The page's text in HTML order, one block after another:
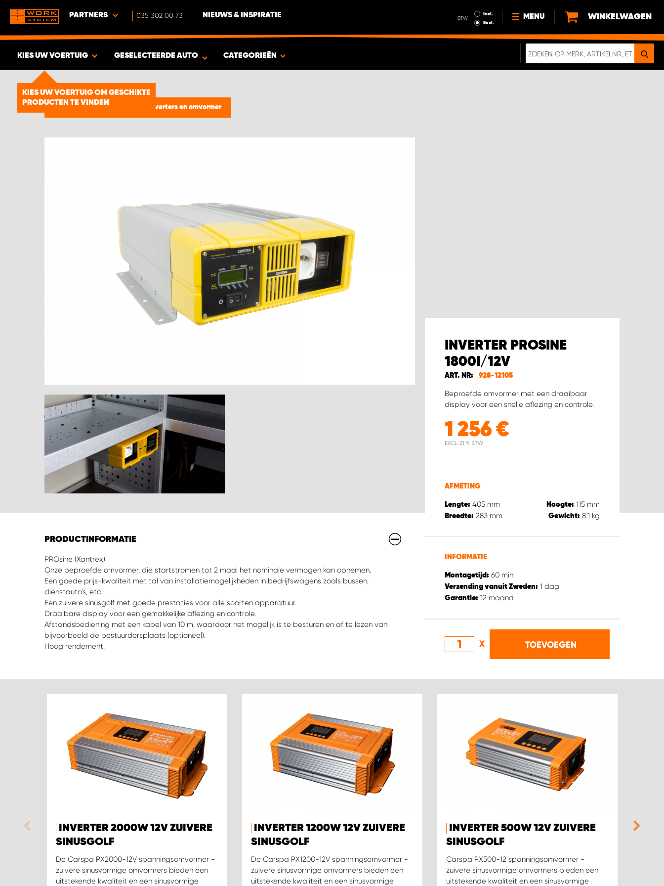
PARTNERS 035 302 00 73 NIEUWS & INSPIRATIE BTW
Incl.
Excl.
MENU
NIEUWS
WINKELWAGEN
KIES UW VOERTUIG
KIES UW VOERTUIG OM GESCHIKTE
PRODUCTEN TE VINDEN
BEKIJK RESULTAAT -1894
PRODUCTEN
GESELECTEERDE AUTO CATEGORIEËN
Inverters en omvormer
INVERTER PROSINE
1800I/12V
ART. NR: 928-12105
Beproefde omvormer met een draaibaar
display voor een snelle aflezing en controle.
1 256 €
EXCL. 21 % BTW
AFMETING
Lengte: 405 mm Hoogte: 115 mm
Breedte: 283 mm Gewicht: 8.1 kg
INFORMATIE
Montagetijd: 60 min
Verzending vanuit Zweden: 1 dag
Garantie: 12 maand
X TOEVOEGEN
PRODUCTINFORMATIE
PROsine (Xantrex)
Onze beproefde omvormer, die startstromen tot 2 maal het nominale vermogen kan opnemen.
Een goede prijs-kwaliteit met tal van installatiemogelijkheden in bedrijfswagens zoals bussen,
dienstauto's, etc.
Een zuivere sinusgolf met goede prestaties voor alle soorten apparatuur.
Draaibare display voor een gemakkelijke aflezing en controle.
Afstandsbediening met een kabel van 10 m, waardoor het mogelijk is te besturen en af te lezen van
bijvoorbeeld de bestuurdersplaats (optioneel).
Hoog rendement.
INVERTER 2000W 12V ZUIVERE
SINUSGOLF
De Carspa PX2000-12V spanningsomvormer -
zuivere sinusvormige omvormers bieden een
uitstekende kwaliteit en een sinusvormige
INVERTER 1200W 12V ZUIVERE
SINUSGOLF
De Carspa PX1200-12V spanningsomvormer -
zuivere sinusvormige omvormers bieden een
uitstekende kwaliteit en een sinusvormige
INVERTER 500W 12V ZUIVERE
SINUSGOLF
Carspa PX500-12 spanningsomvormer -
zuivere sinusvormige omvormers bieden een
uitstekende kwaliteit en een sinusvormige